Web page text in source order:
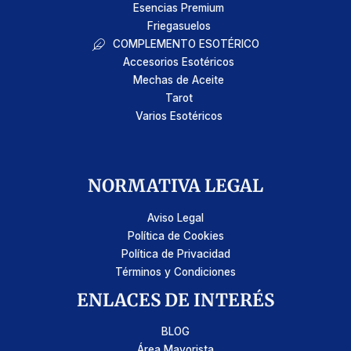
Esencias Premium
Friegasuelos
COMPLEMENTO ESOTÉRICO
Accesorios Esotéricos
Mechas de Aceite
Tarot
Varios Esotéricos
NORMATIVA LEGAL
Aviso Legal
Política de Cookies
Política de Privacidad
Términos y Condiciones
ENLACES DE INTERÉS
BLOG